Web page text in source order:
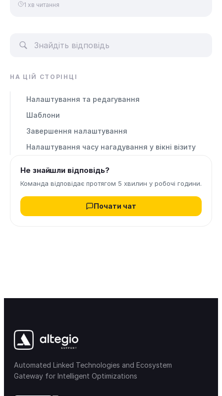
1 хв читання
НА ЦІЙ СТОРІНЦІ
Налаштування та редагування
Шаблони
Завершення налаштування
Налаштування часу нагадування у вікні візиту
Не знайшли відповідь?
Команда відповідає протягом 5 хвилин у робочі години.
Почати чат
Automated Linked Technologies and Ecosystem
Gateway for Intelligent Optimizations